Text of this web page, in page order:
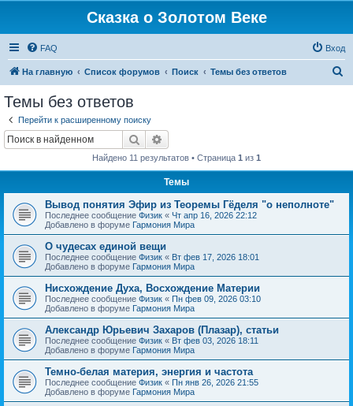
Сказка о Золотом Веке
FAQ Вход
На главную Список форумов Поиск Темы без ответов
Темы без ответов
Перейти к расширенному поиску
Поиск
Найдено 11 результатов • Страница 1 из 1
Темы
Вывод понятия Эфир из Теоремы Гёделя "о неполноте"
Последнее сообщение Физик « Чт апр 16, 2026 22:12
Добавлено в форуме Гармония Мира
О чудесах единой вещи
Последнее сообщение Физик « Вт фев 17, 2026 18:01
Добавлено в форуме Гармония Мира
Нисхождение Духа, Восхождение Материи
Последнее сообщение Физик « Пн фев 09, 2026 03:10
Добавлено в форуме Гармония Мира
Александр Юрьевич Захаров (Плазар), статьи
Последнее сообщение Физик « Вт фев 03, 2026 18:11
Добавлено в форуме Гармония Мира
Темно-белая материя, энергия и частота
Последнее сообщение Физик « Пн янв 26, 2026 21:55
Добавлено в форуме Гармония Мира